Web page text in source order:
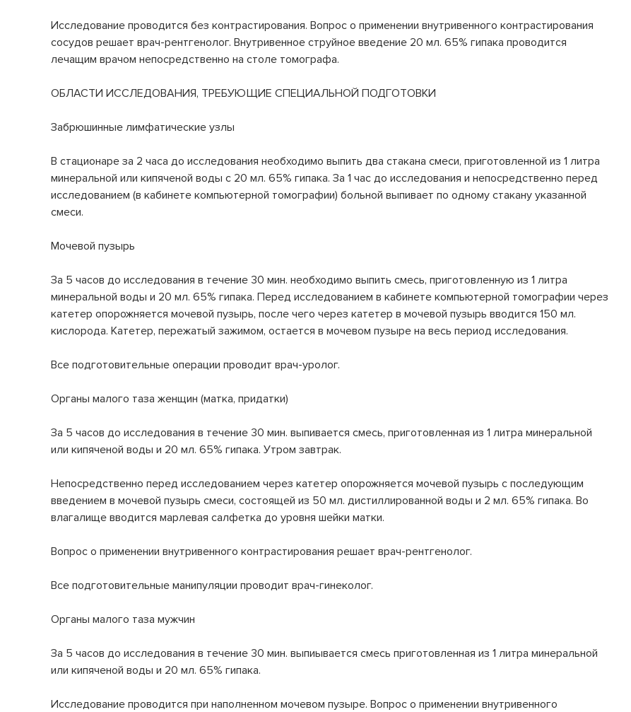
Исследование проводится без контрастирования. Вопрос о применении внутривенного контрастирования
сосудов решает врач-рентгенолог. Внутривенное струйное введение 20 мл. 65% гипака проводится
лечащим врачом непосредственно на столе томографа.
ОБЛАСТИ ИССЛЕДОВАНИЯ, ТРЕБУЮЩИЕ СПЕЦИАЛЬНОЙ ПОДГОТОВКИ
Забрюшинные лимфатические узлы
В стационаре за 2 часа до исследования необходимо выпить два стакана смеси, приготовленной из 1 литра
минеральной или кипяченой воды с 20 мл. 65% гипака. За 1 час до исследования и непосредственно перед
исследованием (в кабинете компьютерной томографии) больной выпивает по одному стакану указанной
смеси.
Мочевой пузырь
За 5 часов до исследования в течение 30 мин. необходимо выпить смесь, приготовленную из 1 литра
минеральной воды и 20 мл. 65% гипака. Перед исследованием в кабинете компьютерной томографии через
катетер опорожняется мочевой пузырь, после чего через катетер в мочевой пузырь вводится 150 мл.
кислорода. Катетер, пережатый зажимом, остается в мочевом пузыре на весь период исследования.
Все подготовительные операции проводит врач-уролог.
Органы малого таза женщин (матка, придатки)
За 5 часов до исследования в течение 30 мин. выпивается смесь, приготовленная из 1 литра минеральной
или кипяченой воды и 20 мл. 65% гипака. Утром завтрак.
Непосредственно перед исследованием через катетер опорожняется мочевой пузырь с последующим
введением в мочевой пузырь смеси, состоящей из 50 мл. дистиллированной воды и 2 мл. 65% гипака. Во
влагалище вводится марлевая салфетка до уровня шейки матки.
Вопрос о применении внутривенного контрастирования решает врач-рентгенолог.
Все подготовительные манипуляции проводит врач-гинеколог.
Органы малого таза мужчин
За 5 часов до исследования в течение 30 мин. выпиывается смесь приготовленная из 1 литра минеральной
или кипяченой воды и 20 мл. 65% гипака.
Исследование проводится при наполненном мочевом пузыре. Вопрос о применении внутривенного